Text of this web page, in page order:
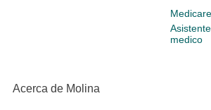
medico
Acerca de Molina